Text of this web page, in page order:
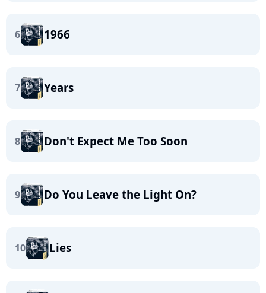
6 1966
7 Years
8 Don't Expect Me Too Soon
9 Do You Leave the Light On?
10 Lies